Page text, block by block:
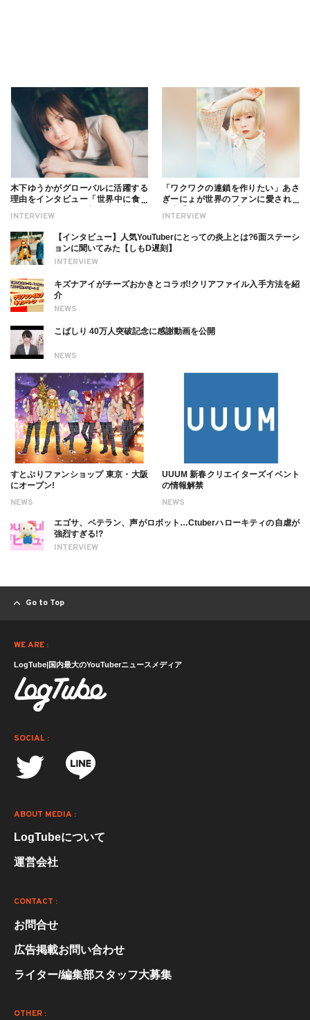
INTERVIEW
木下ゆうかがグローバルに活躍する
理由をインタビュー「世界中に食べ
ついても
INTERVIEW
「ワクワクの連鎖を作りたい」あさ
ぎーにょが世界のファンに愛される
INTERVIEW
【インタビュー】人気YouTuberにとっての炎上とは?6面ステーシ
ョンに聞いてみた【しもD遅刻】
NEWS
キズナアイがチーズおかきとコラボ!クリアファイル入手方法を紹
介
NEWS
こばしり 40万人突破記念に感謝動画を公開
NEWS
すとぷりファンショップ 東京・大阪
にオープン!
NEWS
UUUM 新春クリエイターズイベント
の情報解禁
INTERVIEW
エゴサ、ベテラン、声がロボット…Ctuberハローキティの自虐が
強烈すぎる!?
Go to Top
WE ARE :
LogTube|国内最大のYouTuberニュースメディア
SOCIAL :
ABOUT MEDIA :
LogTubeについて
運営会社
CONTACT :
お問合せ
広告掲載お問い合わせ
ライター/編集部スタッフ大募集
OTHER :